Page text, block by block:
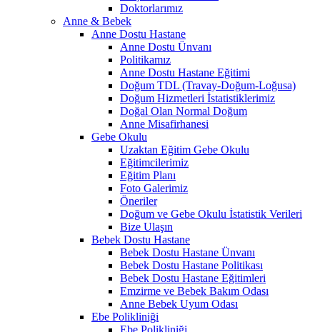
Doktorlarımız
Anne & Bebek
Anne Dostu Hastane
Anne Dostu Ünvanı
Politikamız
Anne Dostu Hastane Eğitimi
Doğum TDL (Travay-Doğum-Loğusa)
Doğum Hizmetleri İstatistiklerimiz
Doğal Olan Normal Doğum
Anne Misafirhanesi
Gebe Okulu
Uzaktan Eğitim Gebe Okulu
Eğitimcilerimiz
Eğitim Planı
Foto Galerimiz
Öneriler
Doğum ve Gebe Okulu İstatistik Verileri
Bize Ulaşın
Bebek Dostu Hastane
Bebek Dostu Hastane Ünvanı
Bebek Dostu Hastane Politikası
Bebek Dostu Hastane Eğitimleri
Emzirme ve Bebek Bakım Odası
Anne Bebek Uyum Odası
Ebe Polikliniği
Ebe Polikliniği